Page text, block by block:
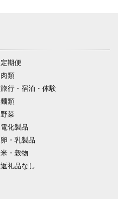
定期便
肉類
旅行・宿泊・体験
麺類
野菜
電化製品
卵・乳製品
米・穀物
返礼品なし